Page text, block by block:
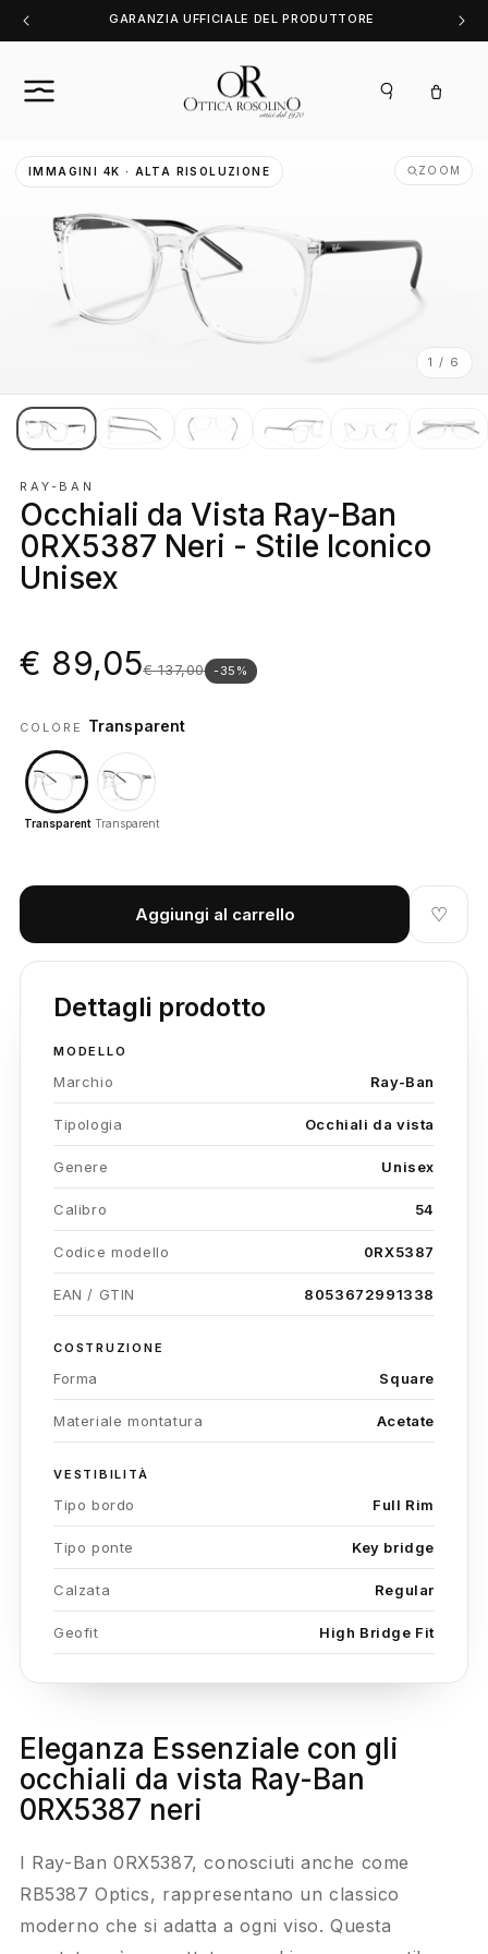
direttamente
ai contenuti
GARANZIA UFFICIALE DEL PRODUTTORE
Carrello
IMMAGINI 4K · ALTA RISOLUZIONE ZOOM
1 / 6
RAY-BAN
Occhiali da Vista Ray-Ban
0RX5387 Neri - Stile Iconico
Unisex
€ 89,05€ 137,00 -35%
COLORE Transparent
Transparent Transparent
Aggiungi al carrello ♡
Dettagli prodotto
MODELLO
Marchio Ray-Ban
Tipologia Occhiali da vista
Genere Unisex
Calibro 54
Codice modello 0RX5387
EAN / GTIN 8053672991338
COSTRUZIONE
Forma Square
Materiale montatura Acetate
VESTIBILITÀ
Tipo bordo Full Rim
Tipo ponte Key bridge
Calzata Regular
Geofit High Bridge Fit
Eleganza Essenziale con gli
occhiali da vista Ray-Ban
0RX5387 neri
I Ray-Ban 0RX5387, conosciuti anche come
RB5387 Optics, rappresentano un classico
moderno che si adatta a ogni viso. Questa